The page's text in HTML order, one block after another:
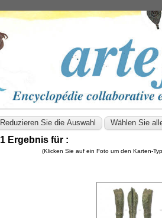
1 Ergebnis für :
(Klicken Sie auf ein Foto um den Karten-